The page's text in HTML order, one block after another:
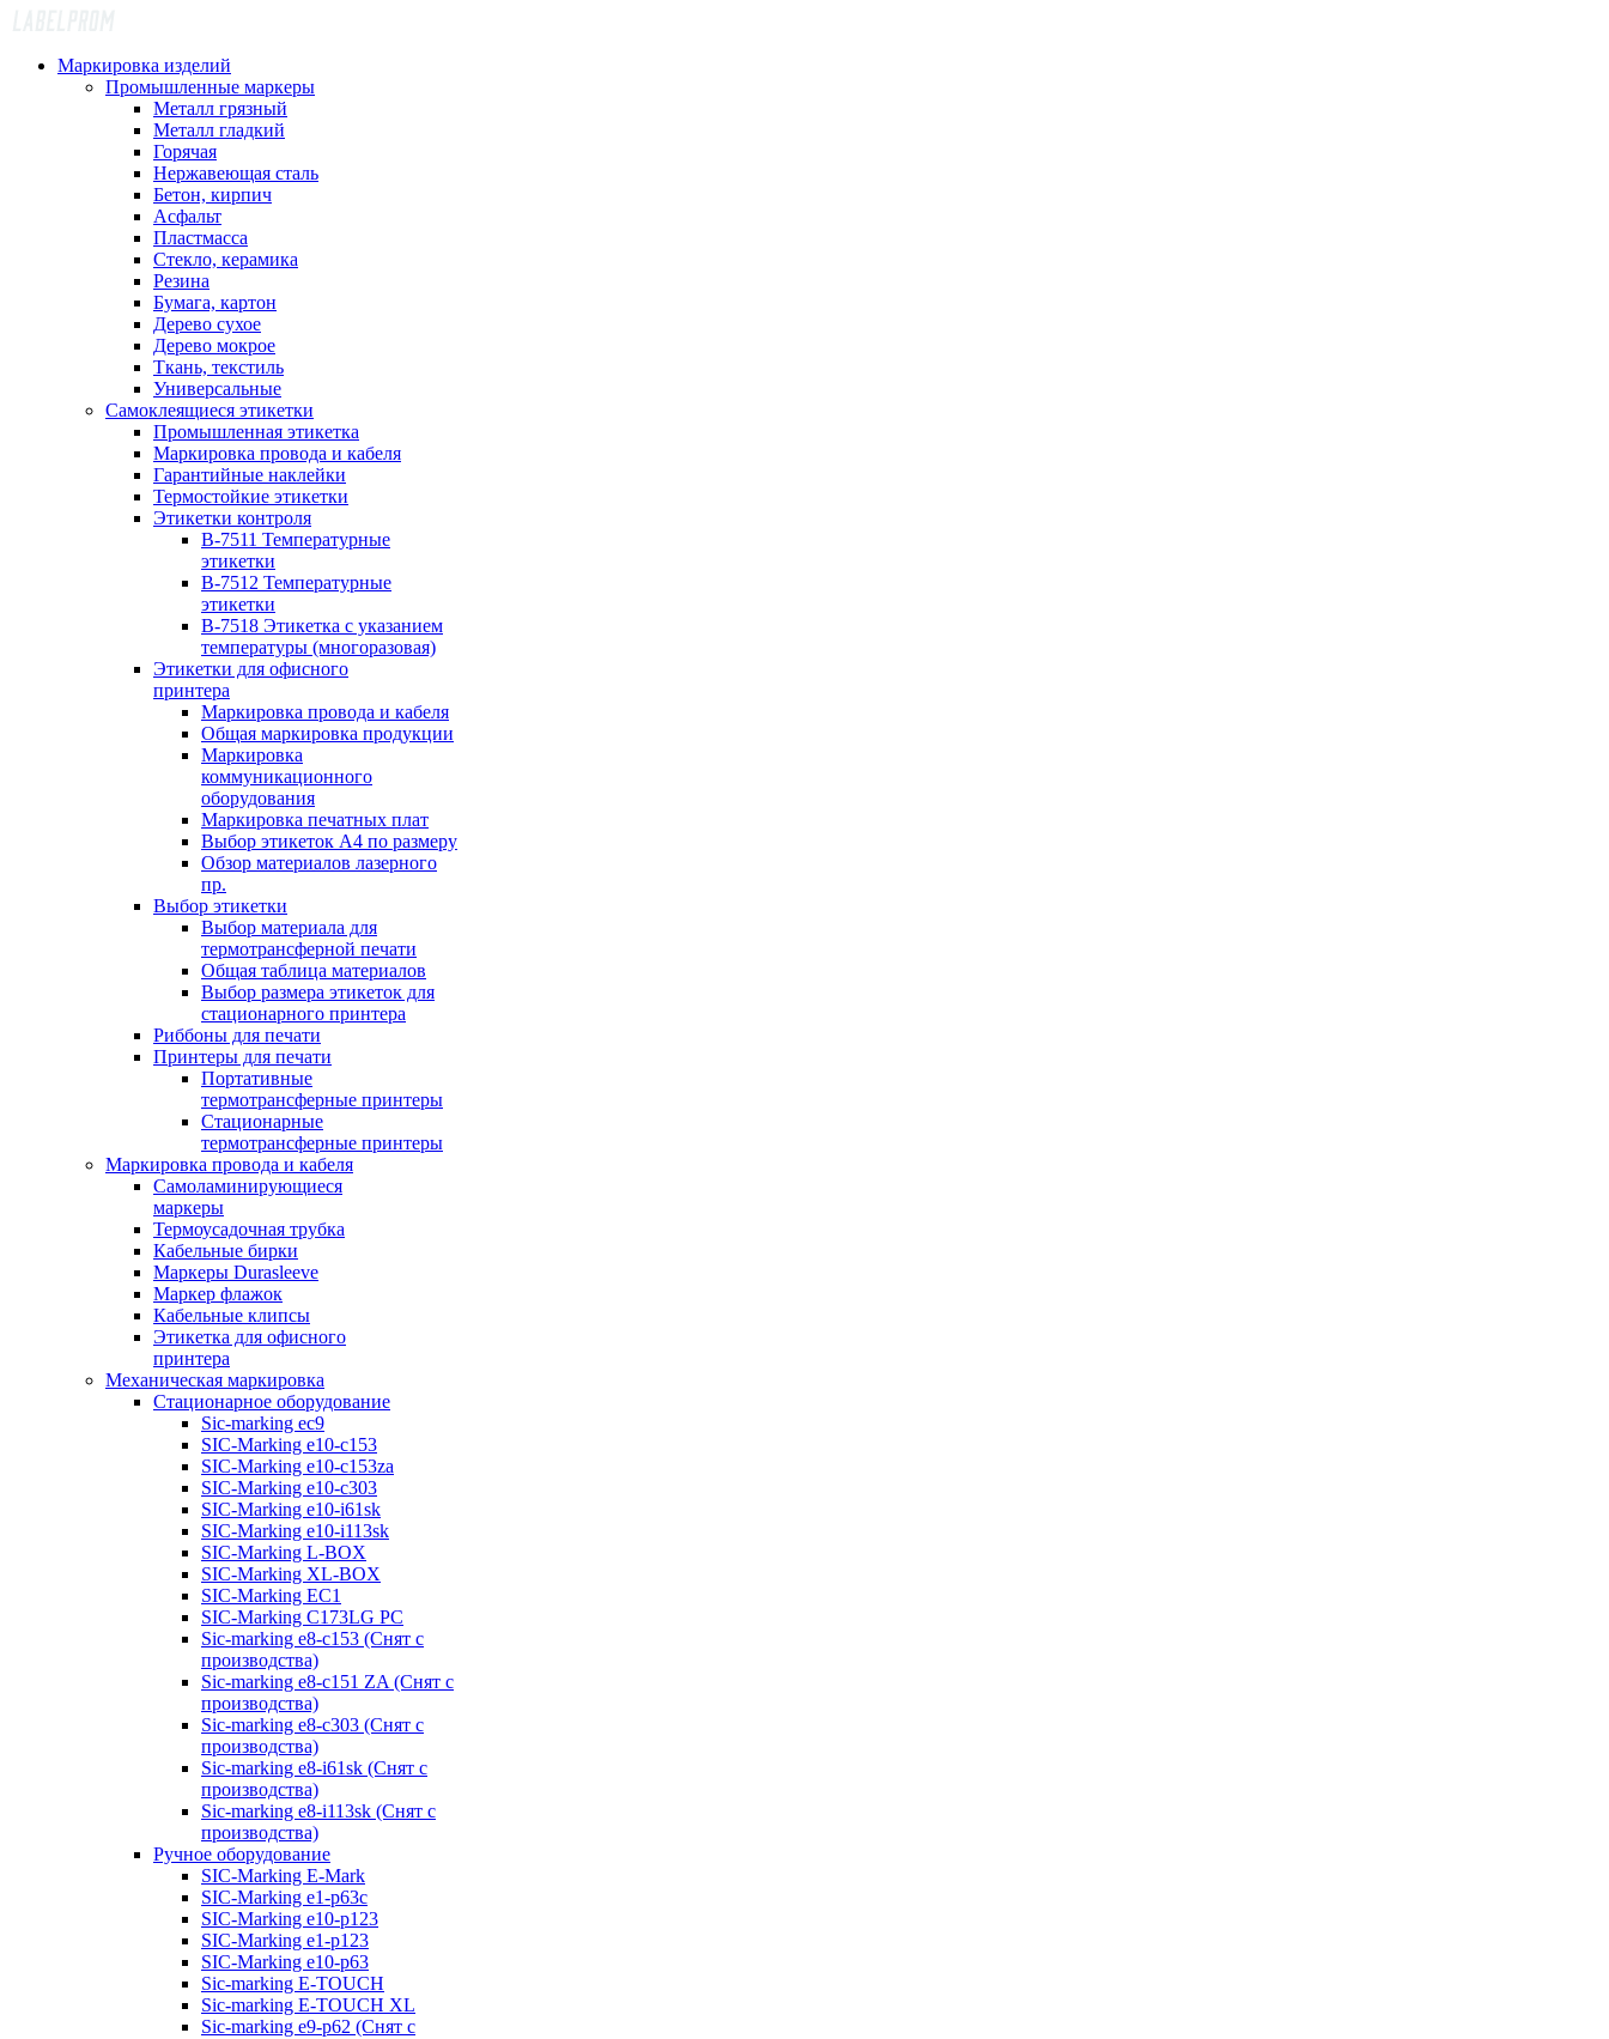
Маркировка изделий
Промышленные маркеры
Металл грязный
Металл гладкий
Горячая
Нержавеющая сталь
Бетон, кирпич
Асфальт
Пластмасса
Стекло, керамика
Резина
Бумага, картон
Дерево сухое
Дерево мокрое
Ткань, текстиль
Универсальные
Самоклеящиеся этикетки
Промышленная этикетка
Маркировка провода и кабеля
Гарантийные наклейки
Термостойкие этикетки
Этикетки контроля
B-7511 Температурные
этикетки
B-7512 Температурные
этикетки
B-7518 Этикетка с указанием
температуры (многоразовая)
Этикетки для офисного
принтера
Маркировка провода и кабеля
Общая маркировка продукции
Маркировка
коммуникационного
оборудования
Маркировка печатных плат
Выбор этикеток А4 по размеру
Обзор материалов лазерного
пр.
Выбор этикетки
Выбор материала для
термотрансферной печати
Общая таблица материалов
Выбор размера этикеток для
стационарного принтера
Риббоны для печати
Принтеры для печати
Портативные
термотрансферные принтеры
Стационарные
термотрансферные принтеры
Маркировка провода и кабеля
Самоламинирующиеся
маркеры
Термоусадочная трубка
Кабельные бирки
Маркеры Durasleeve
Маркер флажок
Кабельные клипсы
Этикетка для офисного
принтера
Механическая маркировка
Стационарное оборудование
Sic-marking ec9
SIC-Marking e10-c153
SIC-Marking e10-c153za
SIC-Marking e10-c303
SIC-Marking e10-i61sk
SIC-Marking e10-i113sk
SIC-Marking L-BOX
SIC-Marking XL-BOX
SIC-Marking EC1
SIC-Marking C173LG PC
Sic-marking e8-c153 (Снят с
производства)
Sic-marking e8-c151 ZA (Снят с
производства)
Sic-marking e8-c303 (Снят с
производства)
Sic-marking e8-i61sk (Снят с
производства)
Sic-marking e8-i113sk (Снят с
производства)
Ручное оборудование
SIC-Marking E-Mark
SIC-Marking e1-p63с
SIC-Marking e10-p123
SIC-Marking e1-p123
SIC-Marking e10-p63
Sic-marking E-TOUCH
Sic-marking E-TOUCH XL
Sic-marking e9-p62 (Снят с